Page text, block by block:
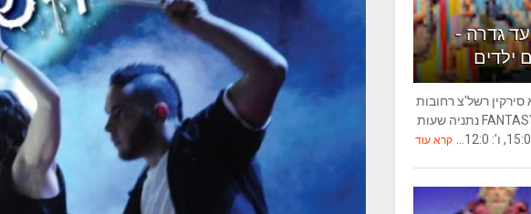
גדרה -
ילדים
רשל'צ רחובות
חדרה - מתחם FANTASY PARK נתניה שעות
קרא עוד